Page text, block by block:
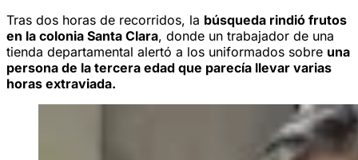
Tras dos horas de recorridos, la búsqueda rindió frutos
en la colonia Santa Clara, donde un trabajador de una
tienda departamental alertó a los uniformados sobre una
persona de la tercera edad que parecía llevar varias
horas extraviada.